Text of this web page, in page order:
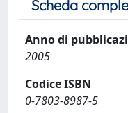
Scheda
Anno di
2005
Codice ISBN
0-7803-8987-5